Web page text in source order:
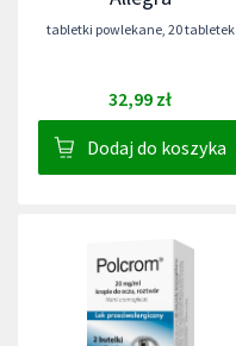
tabletki powlekane, 20 tabletek
32,99 zł
Dodaj do koszyka